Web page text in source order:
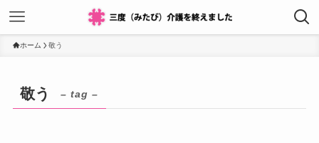
ホーム 敬う
敬う – tag –